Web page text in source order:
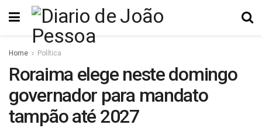
Home Política
Roraima elege neste domingo
governador para mandato
tampão até 2027